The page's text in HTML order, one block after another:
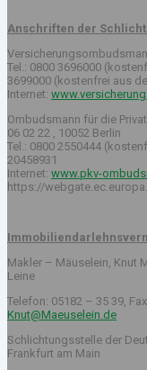
Anschriften der
Tel.: 0800 3696000
3699000 (kostenfrei aus
Internet:
Ombudsmann für die
06 02 22 , 10052 Berlin
Tel.: 0800 2550444
20458931
Internet: www.pkv-
https://
Makler – Mäuselein, Knut
Leine
Telefon: 05182 – 35 39,
Knut@Maeuselein.de
Schlichtungsstelle der
Frankfurt am Main